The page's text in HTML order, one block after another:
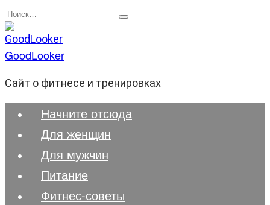
Перейти
к
содержанию
Search
for:
GoodLooker
Сайт о фитнесе и тренировках
Начните отсюда
Для женщин
Для мужчин
Питание
Фитнес-советы